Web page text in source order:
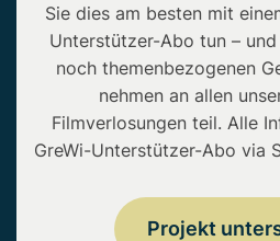
Sie dies am besten mit
Unterstützer-Abo tun –
noch themenbezogenen
nehmen an allen
Filmverlosungen teil. Alle
GreWi-Unterstützer-Abo via
Projekt